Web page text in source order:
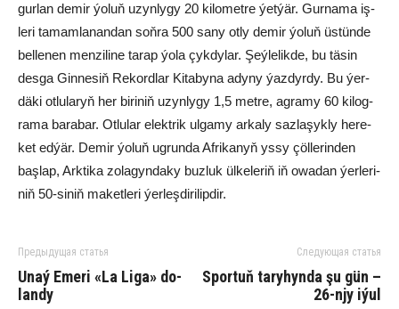
gur­lan de­mir ýo­luň uzyn­ly­gy 20 ki­lo­met­re ýet­ýär. Gur­na­ma iş­
le­ri ta­mam­la­nan­dan soň­ra 500 sa­ny ot­ly de­mir ýo­luň üs­tü­nde
bel­le­nen men­zi­li­ne ta­rap ýo­la çyk­dy­lar. Şeý­le­lik­de, bu tä­sin
des­ga Gin­ne­siň Re­kord­lar Ki­ta­by­na ady­ny ýaz­dyr­dy. Bu ýer­
dä­ki ot­lu­la­ryň her bi­ri­niň uzyn­ly­gy 1,5 met­re, ag­ra­my 60 ki­log­
ra­ma ba­ra­bar. Ot­lu­la­r elekt­rik ul­ga­my ar­ka­ly saz­la­şyk­ly he­re­
ket ed­ýär. De­mir ýo­luň ug­run­da Af­ri­ka­nyň ys­sy çöl­le­rin­den
baş­lap, Ark­ti­ka zo­la­gyn­da­ky buz­luk ül­ke­le­riň iň owa­dan ýer­le­ri­
niň 50-si­niň ma­ket­le­ri ýer­leş­di­ri­lip­dir.
Предыдущая статья
Unaý Eme­ri «La Li­ga» do­
lan­dy
Следующая статья
Sportuň taryhynda şu gün –
26-njy iýul